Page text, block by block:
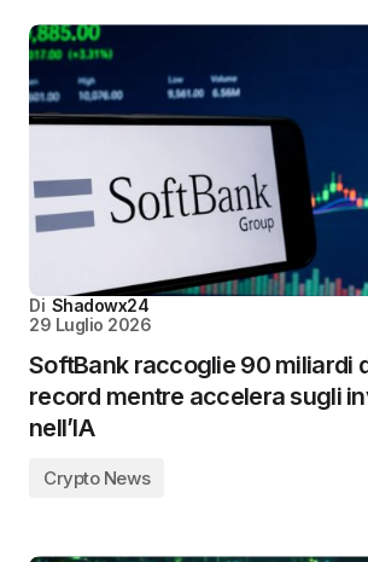
Di Shadowx24
29 Luglio 2026
SoftBank raccoglie 90 miliardi
record mentre accelera sugli
nell’IA
Crypto News